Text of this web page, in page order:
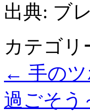
出典: ブ
カテゴリ
← 手の
過ごそう